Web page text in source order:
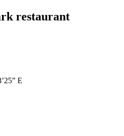
restaurant
E